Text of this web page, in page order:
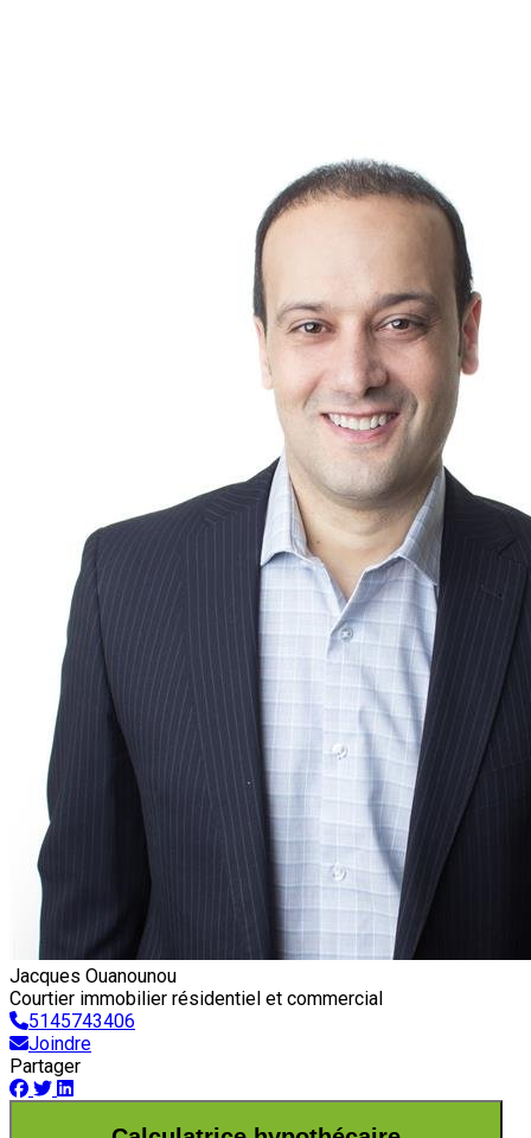
Jacques Ouanounou
Courtier immobilier résidentiel et commercial
5145743406
Joindre
Partager